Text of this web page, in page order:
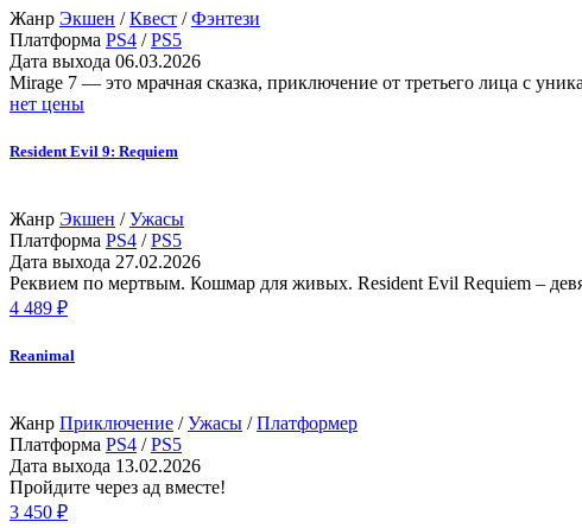
Жанр Экшен /Квест /Фэнтези
Платформа PS4 /PS5
Дата выхода 06.03.2026
Mirage 7 — это мрачная сказка, приключение от третьего лица с
нет цены
Resident Evil 9: Requiem
Жанр Экшен /Ужасы
Платформа PS4 /PS5
Дата выхода 27.02.2026
Реквием по мертвым. Кошмар для живых. Resident Evil Requiem –
4 489 ₽
Reanimal
Жанр Приключение /Ужасы /Платформер
Платформа PS4 /PS5
Дата выхода 13.02.2026
Пройдите через ад вместе!
3 450 ₽